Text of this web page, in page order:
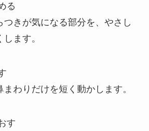
る
つきが気になる部分を、やさし
ます。
わりだけを短く動かします。
す